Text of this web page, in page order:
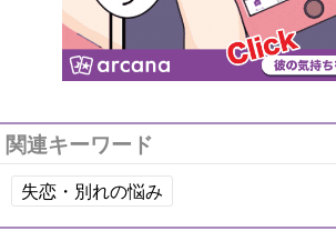
関連キーワード
失恋・別れの悩み